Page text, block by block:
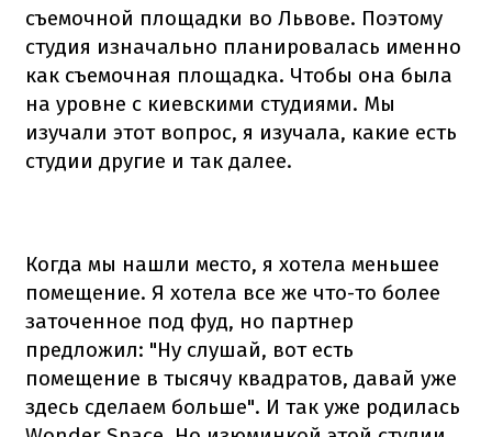
съемочной площадки во Львове. Поэтому
студия изначально планировалась именно
как съемочная площадка. Чтобы она была
на уровне с киевскими студиями. Мы
изучали этот вопрос, я изучала, какие есть
студии другие и так далее.
Когда мы нашли место, я хотела меньшее
помещение. Я хотела все же что-то более
заточенное под фуд, но партнер
предложил: "Ну слушай, вот есть
помещение в тысячу квадратов, давай уже
здесь сделаем больше". И так уже родилась